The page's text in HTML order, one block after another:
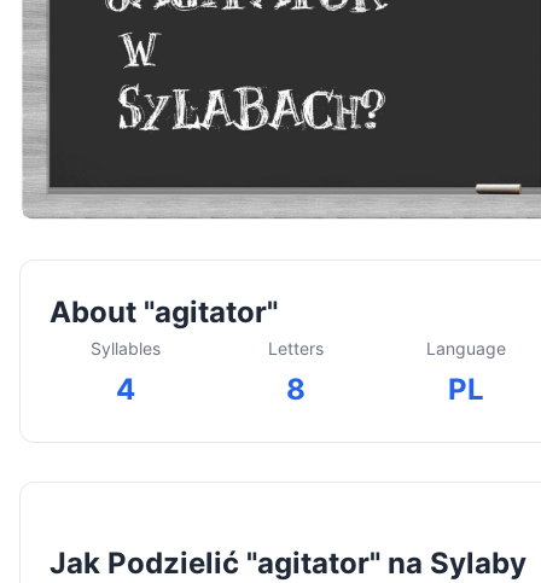
About "agitator"
Syllables
4
Letters
8
Language
PL
Jak Podzielić "agitator" na Sylaby